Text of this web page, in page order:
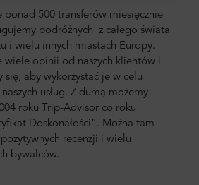
ponad 500 transferów miesięcznie
podróżnych z całego świata
i wielu innych miastach Europy.
wiele opinii od naszych klientów i
się, aby wykorzystać je w celu
usług. Z dumą możemy
roku Trip-Advisor co roku
Doskonałości”. Można tam
recenzji i wielu
bywalców.